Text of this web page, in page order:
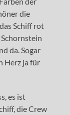
die
Schiff rot
da. Sogar
Herz ja für
es ist
die Crew